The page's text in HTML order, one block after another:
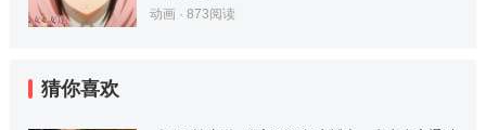
动画· 873阅读
猜你喜欢